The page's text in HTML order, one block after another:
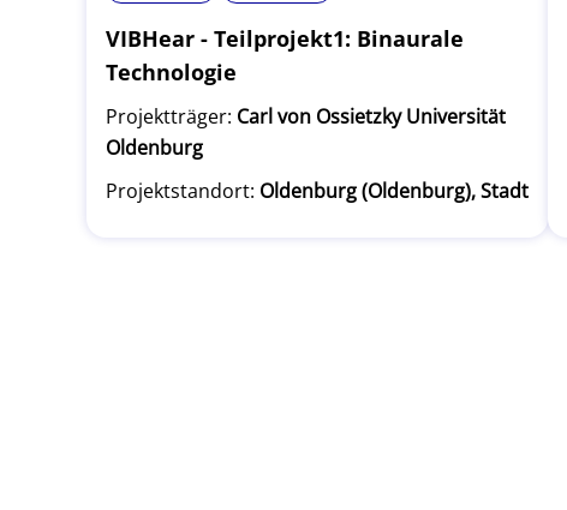
VIBHear - Teilprojekt1: Binaurale
Technologie
Projektträger: Carl von Ossietzky Universität
Oldenburg
Projektstandort: Oldenburg (Oldenburg), Stadt